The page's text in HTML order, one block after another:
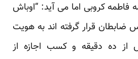
فاطمه کروبی اما می آید: “اوباش
ضابطان قرار گرفته اند به هویت
از ده دقیقه و کسب اجازه از